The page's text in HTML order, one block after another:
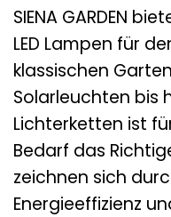
SIENA GARDEN
LED Lampen für
klassischen
Solarleuchten bis
Lichterketten ist
Bedarf das
zeichnen sich
Energieeffizienz